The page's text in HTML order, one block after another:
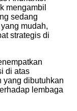
mengambil
sedang
mudah,
strategis di
di atas
yang dibutuhkan
lembaga